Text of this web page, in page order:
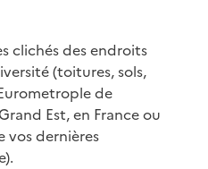
clichés des endroits
(toitures, sols,
de
Est, en France ou
vos dernières